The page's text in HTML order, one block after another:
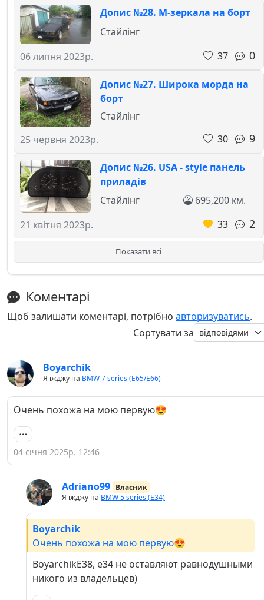
Допис №28. М-зеркала на борт
06 липня 2023р.
Стайлінг
37
0
Допис №27. Широка морда на
борт
25 червня 2023р.
Стайлінг
30
9
Допис №26. USA - style панель
приладів
21 квітня 2023р.
Стайлінг
695,200 км.
33
2
Показати всі
Коментарі
Щоб залишати коментарі, потрібно авторизуватись.
Сортувати за
Boyarchik
Я їжджу на BMW 7 series (E65/E66)
Очень похожа на мою первую😍
04 січня 2025р. 12:46
Adriano99 Власник
Я їжджу на BMW 5 series (E34)
Boyarchik
Очень похожа на мою первую😍
BoyarchikE38, е34 не оставляют равнодушными
никого из владельцев)